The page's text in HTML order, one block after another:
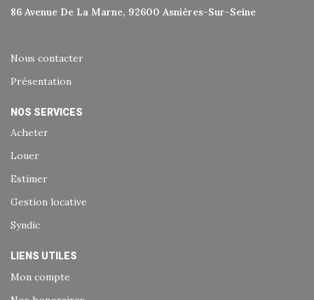
86 Avenue De La Marne, 92600 Asnières-Sur-Seine
Nous contacter
Présentation
NOS SERVICES
Acheter
Louer
Estimer
Gestion locative
Syndic
LIENS UTILES
Mon compte